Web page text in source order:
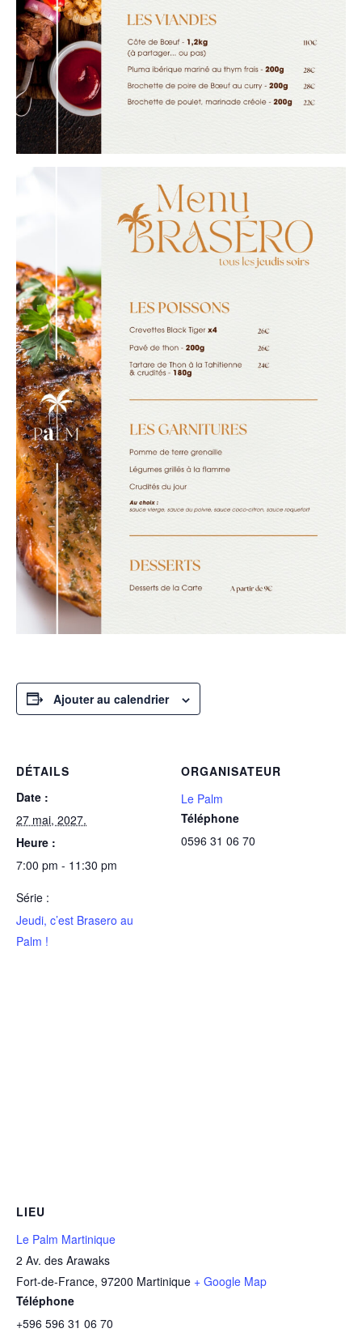
Ajouter au calendrier
DÉTAILS
Date :
27 mai, 2027.
Heure :
7:00 pm - 11:30 pm
Série :
Jeudi, c’est Brasero au
Palm !
ORGANISATEUR
Le Palm
Téléphone
0596 31 06 70
LIEU
Le Palm Martinique
2 Av. des Arawaks
Fort-de-France, 97200 Martinique + Google Map
Téléphone
+596 596 31 06 70